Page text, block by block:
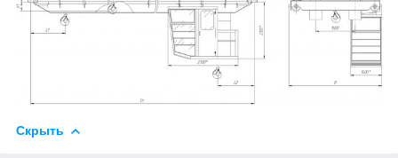
Скрыть